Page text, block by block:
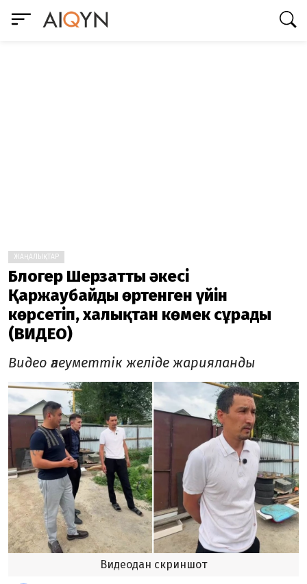
ЖАҢАЛЫҚТАР
Блогер Шерзаттың әкесі
Қаржаубайдың өртенген үйін
көрсетіп, халықтан көмек сұрады
(ВИДЕО)
Видео әлеуметтік желіде жарияланды
Видеодан скриншот